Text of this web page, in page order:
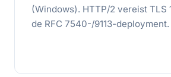
(Windows). HTTP/2 vereist TLS
de RFC 7540-/9113-deployment.